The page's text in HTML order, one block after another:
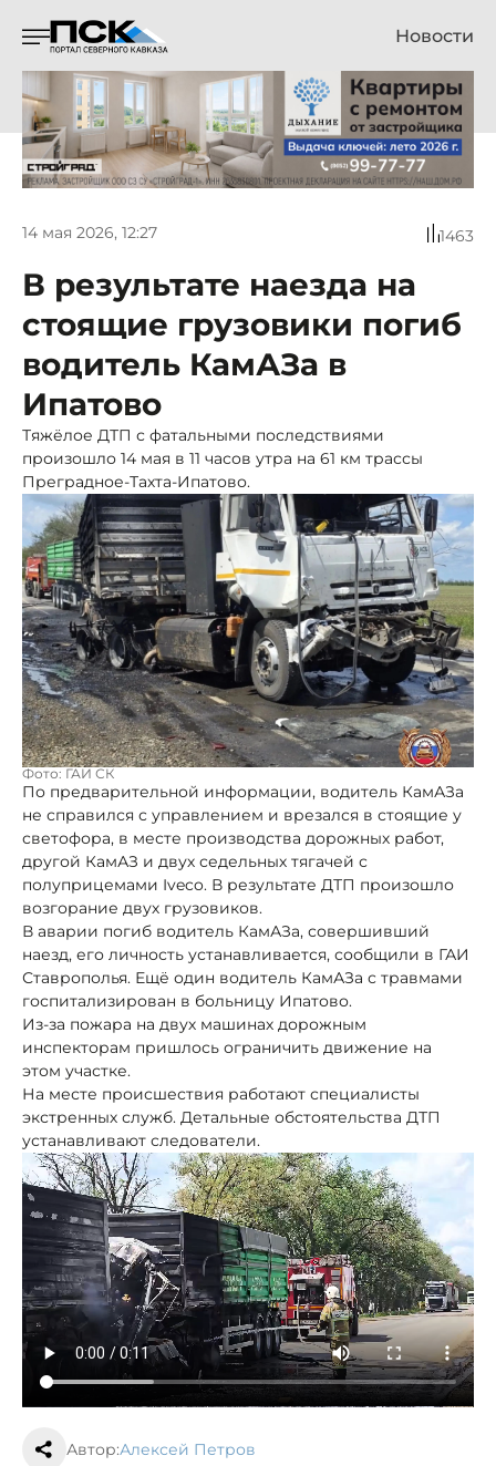
Новости
14 мая 2026, 12:27 1463
В результате наезда на
стоящие грузовики погиб
водитель КамАЗа в
Ипатово
Тяжёлое ДТП с фатальными последствиями
произошло 14 мая в 11 часов утра на 61 км трассы
Преградное-Тахта-Ипатово.
Фото: ГАИ СК
По предварительной информации, водитель КамАЗа
не справился с управлением и врезался в стоящие у
светофора, в месте производства дорожных работ,
другой КамАЗ и двух седельных тягачей с
полуприцемами Iveco. В результате ДТП произошло
возгорание двух грузовиков.
В аварии погиб водитель КамАЗа, совершивший
наезд, его личность устанавливается, сообщили в ГАИ
Ставрополья. Ещё один водитель КамАЗа с травмами
госпитализирован в больницу Ипатово.
Из-за пожара на двух машинах дорожным
инспекторам пришлось ограничить движение на
этом участке.
На месте происшествия работают специалисты
экстренных служб. Детальные обстоятельства ДТП
устанавливают следователи.
Автор:Алексей Петров